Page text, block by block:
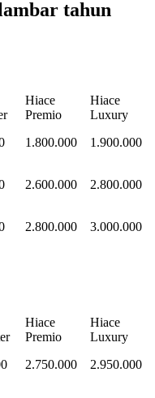
tahun
Hiace
Premio
Hiace
Luxury
1.800.000 1.900.000
2.600.000 2.800.000
2.800.000 3.000.000
Hiace
Premio
Hiace
Luxury
2.750.000 2.950.000